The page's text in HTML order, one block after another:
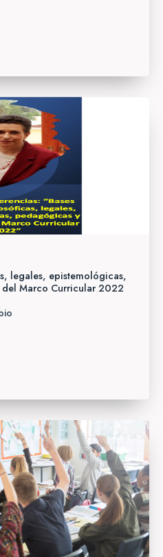
legales, epistemológicas,
Marco Curricular 2022